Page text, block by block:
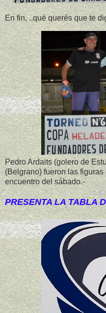
En fin, ..qué querés que te
Pedro Ardaits (golero de
(Belgrano) fueron las
encuentro del sábado.-
PRESENTA LA TABLA